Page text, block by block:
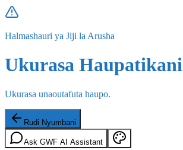
Halmashauri ya Jiji la Arusha
Ukurasa Haupatikani
Ukurasa unaoutafuta haupo.
Rudi Nyumbani
Ask GWF AI Assistant